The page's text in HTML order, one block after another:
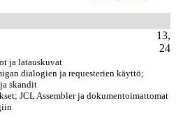
13,
24
ja latauskuvat
dialogien ja requesterien käyttö;
skandit
JCL Assembler ja dokumentoimattomat